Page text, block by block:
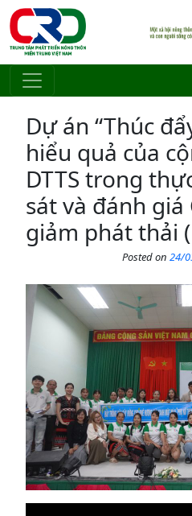
Skip to main content
Dự án “Thúc
hiểu quả của
DTTS trong
sát và đánh
giảm phát thải
Posted on 24/